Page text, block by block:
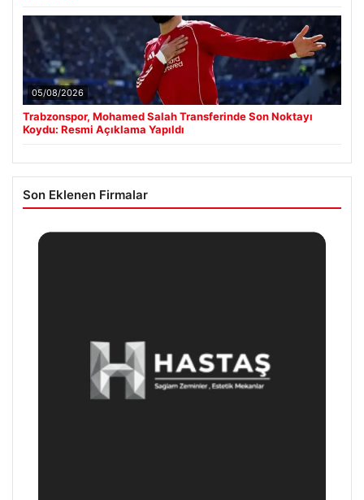
05/08/2026
Trabzonspor, Mohamed Salah Transferinde Son Noktayı
Koydu: Resmi Açıklama Yapıldı
Son Eklenen Firmalar